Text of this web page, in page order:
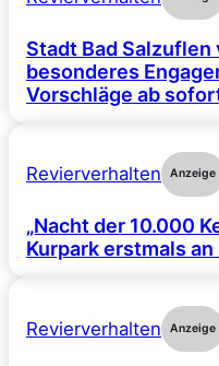
Stadt Bad
besonderes
Vorschläge ab
Revierverhalten Anzeige
„Nacht der 10.000
Kurpark erstmals
Revierverhalten Anzeige